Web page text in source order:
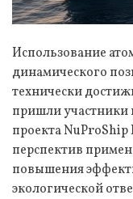
Использование
динамического
технически
пришли участники
проекта
перспектив
повышения
экологической